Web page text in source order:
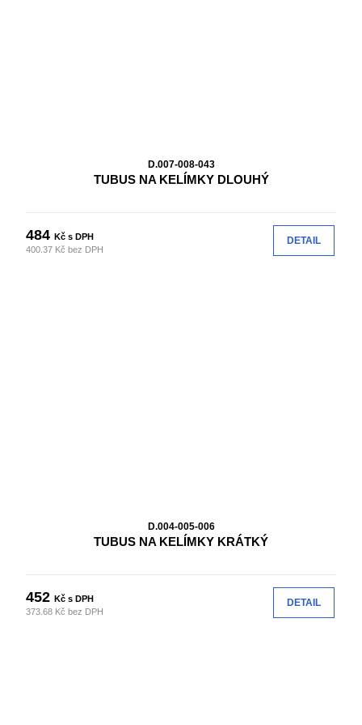
D.007-008-043
TUBUS NA KELÍMKY DLOUHÝ
484Kč s DPH
400.37 Kč bez DPH
DETAIL
D.004-005-006
TUBUS NA KELÍMKY KRÁTKÝ
452Kč s DPH
373.68 Kč bez DPH
DETAIL